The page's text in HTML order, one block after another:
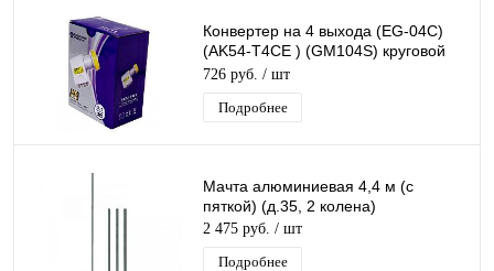
Конвертер на 4 выхода (EG-04C)
(AK54-T4CE ) (GM104S) круговой
поляризации QUAD дляТриколор/
НТВ
726 руб. / шт
Подробнее
Мачта алюминиевая 4,4 м (с
пяткой) (д.35, 2 колена)
2 475 руб. / шт
Подробнее